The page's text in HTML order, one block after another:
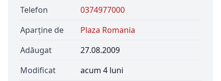
Telefon
0374977000
Aparține de
Plaza Romania
Adăugat
27.08.2009
Modificat
acum 4 luni